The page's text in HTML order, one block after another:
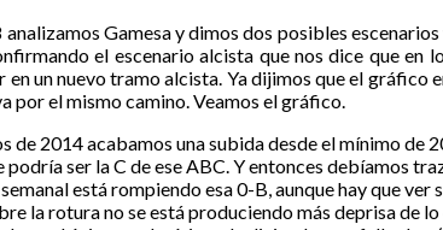
Gamesa y dimos dos posibles
el escenario alcista que nos dice que
un nuevo tramo alcista. Ya dijimos que el
por el mismo camino. Veamos el gráfico.
de 2014 acabamos una subida desde el mínimo
podría ser la C de ese ABC. Y entonces debíamos
está rompiendo esa 0-B, aunque hay que ver
la rotura no se está produciendo más deprisa de